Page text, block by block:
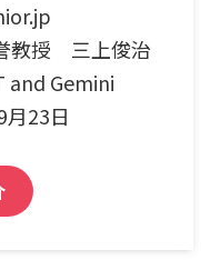
教授 三上俊治
and Gemini
23日